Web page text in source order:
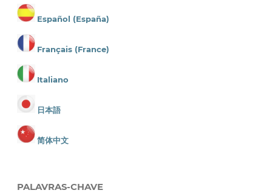
Español (España)
Français (France)
Italiano
日本語
简体中文
PALAVRAS-CHAVE